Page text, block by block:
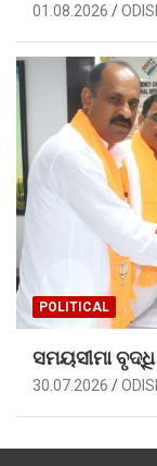
01.08.2026
POLITICAL
ସମୟସୀମା
30.07.2026